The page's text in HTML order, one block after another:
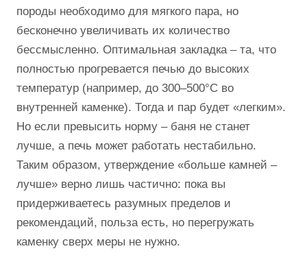
породы необходимо для мягкого пара, но
бесконечно увеличивать их количество
бессмысленно. Оптимальная закладка – та, что
полностью прогревается печью до высоких
температур (например, до 300–500°C во
внутренней каменке). Тогда и пар будет «легким».
Но если превысить норму – баня не станет
лучше, а печь может работать нестабильно.
Таким образом, утверждение «больше камней –
лучше» верно лишь частично: пока вы
придерживаетесь разумных пределов и
рекомендаций, польза есть, но перегружать
каменку сверх меры не нужно.